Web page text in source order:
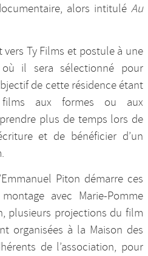
alors intitulé Au
Ty Films et postule à une
il sera sélectionné pour
de cette résidence étant
aux formes ou aux
plus de temps lors de
et de bénéficier d’un
Piton démarre ces
avec Marie-Pomme
plusieurs projections du film
organisées à la Maison des
de l’association, pour